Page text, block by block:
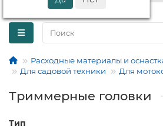
Расходные материалы и
Для садовой техники
Для
Триммерные головки
Тип